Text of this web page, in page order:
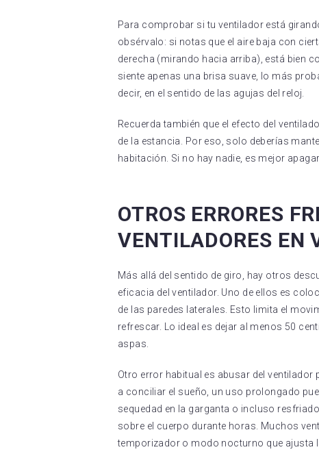
Para comprobar si tu ventilador está
obsérvalo: si notas que el aire baja con
derecha (mirando hacia arriba), está bien
siente apenas una brisa suave, lo más
decir, en el sentido de las agujas del reloj.
Recuerda también que el efecto del
de la estancia. Por eso, solo deberías
habitación. Si no hay nadie, es mejor
OTROS ERRORES
VENTILADORES EN
Más allá del sentido de giro, hay otros
eficacia del ventilador. Uno de ellos es
de las paredes laterales. Esto limita el
refrescar. Lo ideal es dejar al menos 50
aspas.
Otro error habitual es abusar del
a conciliar el sueño, un uso prolongado
sequedad en la garganta o incluso
sobre el cuerpo durante horas. Muchos
temporizador o modo nocturno que ajusta